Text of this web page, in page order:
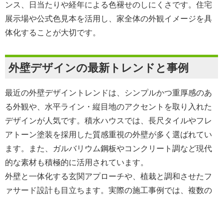
ンス、日当たりや経年による色褪せのしにくさです。住宅
展示場や公式色見本を活用し、家全体の外観イメージを具
体化することが大切です。
外壁デザインの最新トレンドと事例
最近の外壁デザイントレンドは、シンプルかつ重厚感のあ
る外観や、水平ライン・縦目地のアクセントを取り入れた
デザインが人気です。積水ハウスでは、長尺タイルやフレ
アトーン塗装を採用した質感重視の外壁が多く選ばれてい
ます。また、ガルバリウム鋼板やコンクリート調など現代
的な素材も積極的に活用されています。
外壁と一体化する玄関アプローチや、植栽と調和させたフ
ァサード設計も目立ちます。実際の施工事例では、複数の